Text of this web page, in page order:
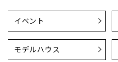
イベント
モデルハウス